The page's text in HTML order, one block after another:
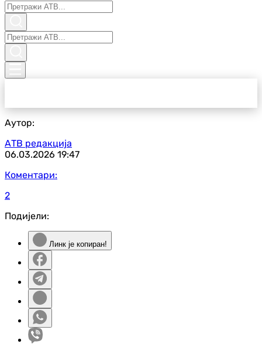
Аутор:
АТВ редакција
06.03.2026 19:47
Коментари:
2
Подијели:
Линк је копиран!